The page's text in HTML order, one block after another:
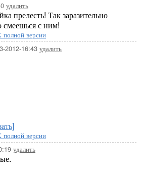
удалить
прелесть! Так заразительно
смеешься с ним!
полной версии
2012-16:43 удалить
полной версии
удалить